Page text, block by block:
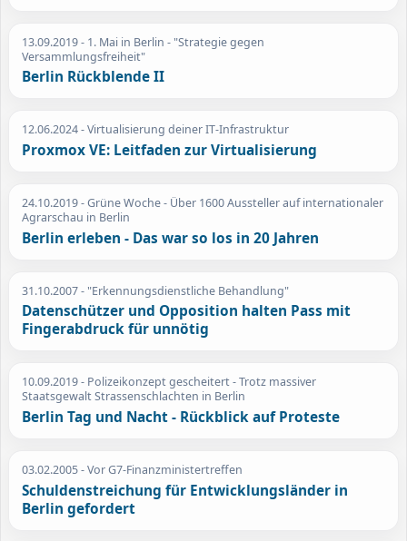
13.09.2019- 1. Mai in Berlin - "Strategie gegen
Versammlungsfreiheit"
Berlin Rückblende II
12.06.2024- Virtualisierung deiner IT-Infrastruktur
Proxmox VE: Leitfaden zur Virtualisierung
24.10.2019- Grüne Woche - Über 1600 Aussteller auf internationaler
Agrarschau in Berlin
Berlin erleben - Das war so los in 20 Jahren
31.10.2007- "Erkennungsdienstliche Behandlung"
Datenschützer und Opposition halten Pass mit
Fingerabdruck für unnötig
10.09.2019- Polizeikonzept gescheitert - Trotz massiver
Staatsgewalt Strassenschlachten in Berlin
Berlin Tag und Nacht - Rückblick auf Proteste
03.02.2005- Vor G7-Finanzministertreffen
Schuldenstreichung für Entwicklungsländer in
Berlin gefordert